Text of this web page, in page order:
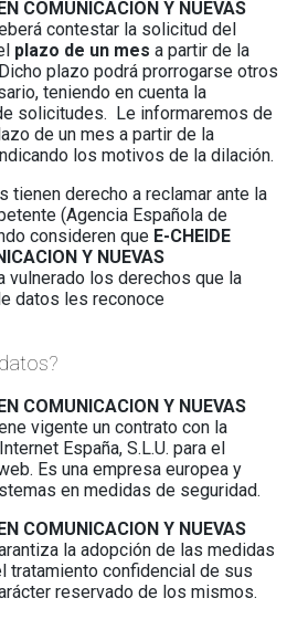
COMUNICACION Y NUEVAS
contestar la solicitud del
plazo de un mes a partir de la
plazo podrá prorrogarse otros
teniendo en cuenta la
solicitudes. Le informaremos de
de un mes a partir de la
los motivos de la dilación.
derecho a reclamar ante la
(Agencia Española de
consideren que E-CHEIDE
Y NUEVAS
vulnerado los derechos que la
datos les reconoce
COMUNICACION Y NUEVAS
vigente un contrato con la
España, S.L.U. para el
Es una empresa europea y
en medidas de seguridad.
COMUNICACION Y NUEVAS
la adopción de las medidas
tratamiento confidencial de sus
reservado de los mismos.